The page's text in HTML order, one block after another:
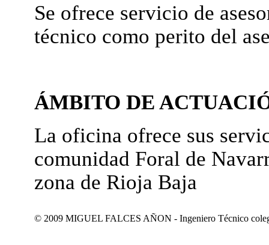
Se ofrece servicio de
técnico como perito del
ÁMBITO DE
La oficina ofrece sus
comunidad Foral de
zona de Rioja Baja
© 2009 MIGUEL FALCES AÑON - Ingeniero Técnico